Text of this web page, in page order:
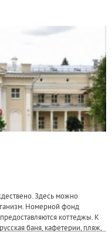
Здесь можно
Номерной фонд
коттеджы. К
баня, кафетерии, пляж,